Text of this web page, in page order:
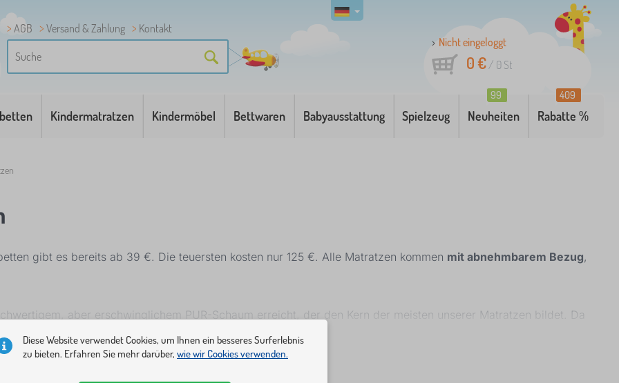
AGB Versand & Zahlung
Kontakt
Nicht eingeloggt
0 €/ 0 St
Kindermatratzen Kindermöbel Bettwaren Babyausstattung Spielzeug Neuheiten
99
Rabatte %
409
gibt es bereits ab 39 €. Die teuersten kosten nur 125 €. Alle Matratzen kommen mit abnehmbarem Bezug,
aber erschwinglichem PUR-Schaum erreicht, der den Kern der meisten unserer Matratzen bildet. Da
unnötig teuren Matratze für nur ein paar Jahre zu kaufen.
nach Größe, Belastbarkeit oder Matratzendicke.
Diese Website verwendet Cookies, um Ihnen ein besseres Surferlebnis
zu bieten. Erfahren Sie mehr darüber, wie wir Cookies verwenden.